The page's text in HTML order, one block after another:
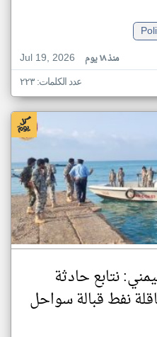
Jul 19, 2026
منذ ١٨ يوم
عدد الكلمات: ٢٢٣
نتابع حادثة
نفط قبالة سواحل